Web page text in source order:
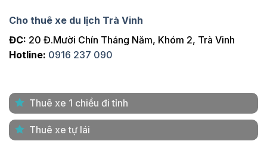
Cho thuê xe du lịch Trà Vinh
ĐC: 20 Đ.Mười Chín Tháng Năm, Khóm 2, Trà Vinh
Hotline: 0916 237 090
Thuê xe 1 chiều đi tỉnh
Thuê xe tự lái